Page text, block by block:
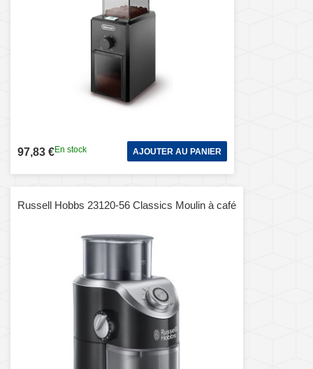
97,83 €En stock AJOUTER AU PANIER
Russell Hobbs 23120-56 Classics Moulin à café